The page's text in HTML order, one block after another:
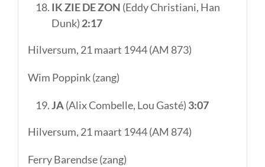
IK ZIE DE ZON (Eddy Christiani, Han
Dunk) 2:17
Hilversum, 21 maart 1944 (AM 873)
Wim Poppink (zang)
JA(Alix Combelle, Lou Gasté) 3:07
Hilversum, 21 maart 1944 (AM 874)
Ferry Barendse (zang)